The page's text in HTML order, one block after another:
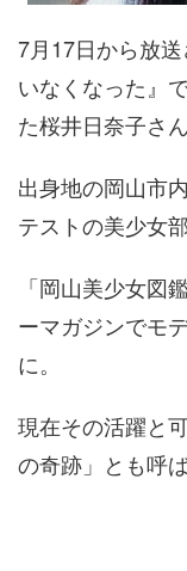
7月17日から放
いなくなった』
た桜井日奈子さん
出身地の岡山市
テストの美少女
「岡山美少女図
ーマガジンでモ
に。
現在その活躍と
の奇跡」とも呼